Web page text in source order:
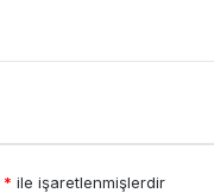
* ile işaretlenmişlerdir